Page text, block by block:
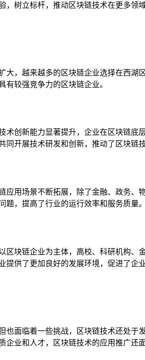
树立标杆，推动区块链技术在更多领
，越来越多的区块链企业选择在西
较强竞争力的区块链企业。
创新能力显著提升，企业在区块链
开展技术研发和创新，推动了区块链
用场景不断拓展，除了金融、政务
，提高了行业的运行效率和服务质量。
块链企业为主体，高校、科研机构
供了更加良好的发展环境，促进了企
也面临着一些挑战，区块链技术还处于
业和人才，区块链技术的应用推广还